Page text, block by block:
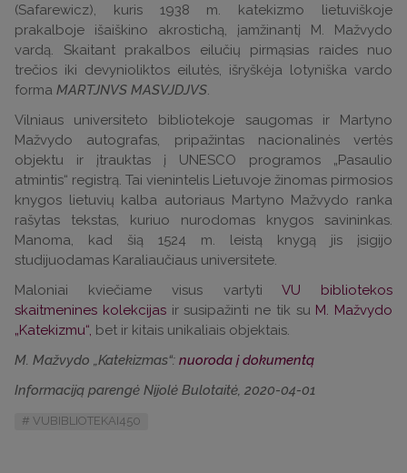
(Safarewicz), kuris 1938 m. katekizmo lietuviškoje
prakalboje išaiškino akrostichą, įamžinantį M. Mažvydo
vardą. Skaitant prakalbos eilučių pirmąsias raides nuo
trečios iki devynioliktos eilutės, išryškėja lotyniška vardo
forma MARTJNVS MASVJDJVS.
Vilniaus universiteto bibliotekoje saugomas ir Martyno
Mažvydo autografas, pripažintas nacionalinės vertės
objektu ir įtrauktas į UNESCO programos „Pasaulio
atmintis“ registrą. Tai vienintelis Lietuvoje žinomas pirmosios
knygos lietuvių kalba autoriaus Martyno Mažvydo ranka
rašytas tekstas, kuriuo nurodomas knygos savininkas.
Manoma, kad šią 1524 m. leistą knygą jis įsigijo
studijuodamas Karaliaučiaus universitete.
Maloniai kviečiame visus vartyti VU bibliotekos
skaitmenines kolekcijasir susipažinti ne tik su M. Mažvydo
„Katekizmu“, bet ir kitais unikaliais objektais.
M. Mažvydo „Katekizmas“: nuoroda į dokumentą
Informaciją parengė Nijolė Bulotaitė, 2020-04-01
VUBIBLIOTEKAI450